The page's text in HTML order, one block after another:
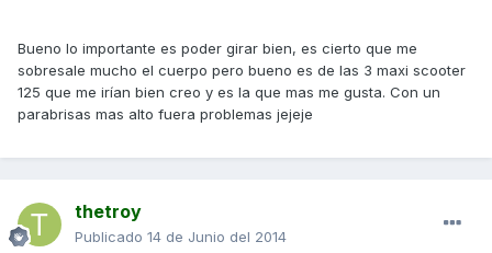
Bueno lo importante es poder girar bien, es cierto que me
sobresale mucho el cuerpo pero bueno es de las 3 maxi scooter
125 que me irían bien creo y es la que mas me gusta. Con un
parabrisas mas alto fuera problemas jejeje
thetroy
Publicado 14 de Junio del 2014